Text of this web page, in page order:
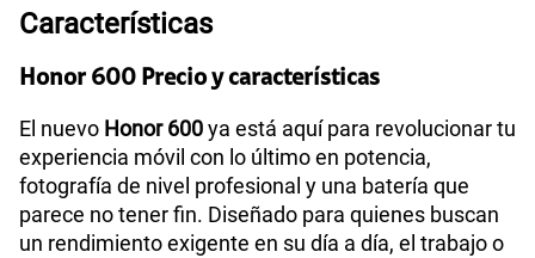
Características
Honor 600 Precio y características
El nuevo Honor 600ya está aquí para revolucionar tu
experiencia móvil con lo último en potencia,
fotografía de nivel profesional y una batería que
parece no tener fin. Diseñado para quienes buscan
un rendimiento exigente en su día a día, el trabajo o